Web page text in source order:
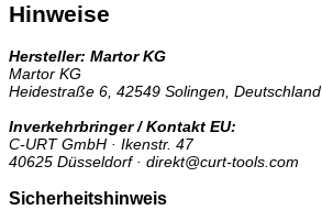
Hinweise
Hersteller: Martor KG
Martor KG
Heidestraße 6, 42549 Solingen, Deutschland
Inverkehrbringer / Kontakt EU:
C-URT GmbH · Ikenstr. 47
40625 Düsseldorf · direkt@curt-tools.com
Sicherheitshinweis